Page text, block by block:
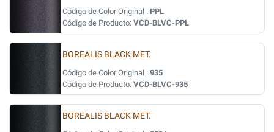
Código de Color Original : PPL
Código de Producto: VCD-BLVC-PPL
BOREALIS BLACK MET.
Código de Color Original : 935
Código de Producto: VCD-BLVC-935
BOREALIS BLACK MET.